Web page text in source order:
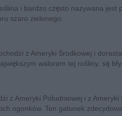
i bardzo często nazywana
szaro zielonego.
z Ameryki Środkowej i
walorem tej rośliny, są
z Ameryki Południowej i z
ogonków. Ten gatunek